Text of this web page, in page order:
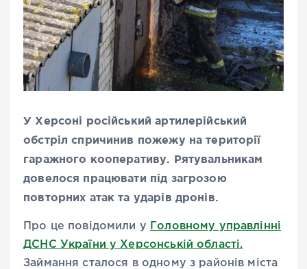
У Херсоні російський артилерійський
обстріл спричинив пожежу на території
гаражного кооперативу. Рятувальникам
довелося працювати під загрозою
повторних атак та ударів дронів.
Про це повідомили у
Головному управлінні
ДСНС України у Херсонській області.
Займання сталося в одному з районів міста